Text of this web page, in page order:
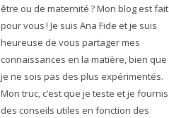
être ou de maternité ? Mon blog est fait
pour vous ! Je suis Ana Fide et je suis
heureuse de vous partager mes
connaissances en la matière, bien que
je ne sois pas des plus expérimentés.
Mon truc, c’est que je teste et je fournis
des conseils utiles en fonction des